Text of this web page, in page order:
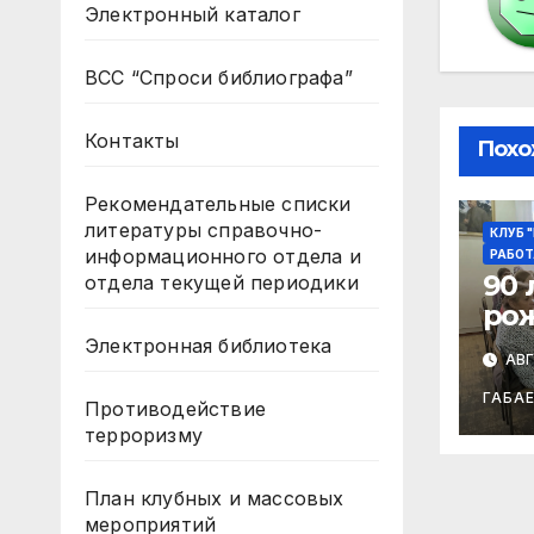
Электронный каталог
ВСС “Спроси библиографа”
Контакты
Рекомендательные списки
литературы справочно-
информационного отдела и
отдела текущей периодики
Электронная библиотека
Противодействие
терроризму
План клубных и массовых
мероприятий
КЛУБ
90